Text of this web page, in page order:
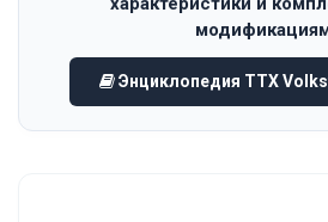
Энциклопедия ТТХ